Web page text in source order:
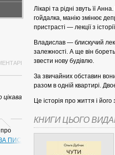
цікава
ПИСЬМЕННИКІВ ІЗ ГУАНСІ.
Лікарі та рідні звуть її
гойдалка, манію змінює
пристрасті — лекції з
Владислав — блискучий
залежності. А ще він
звести нову будівлю.
За звичайних обставин
разом в одній квартирі.
Це історія про життя і
КНИГИ ЦЬОГО